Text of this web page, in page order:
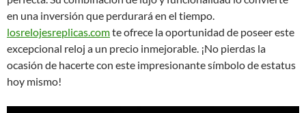
en una inversión que perdurará en el tiempo.
losrelojesreplicas.comte ofrece la oportunidad de poseer este
excepcional reloj a un precio inmejorable. ¡No pierdas la
ocasión de hacerte con este impresionante símbolo de estatus
hoy mismo!